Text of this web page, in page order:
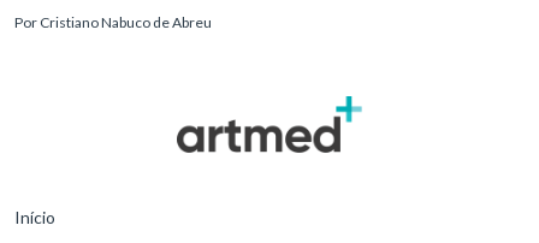
Por Cristiano Nabuco de Abreu
Início